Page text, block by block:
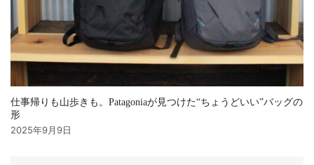
仕事帰りも山歩きも。Patagoniaが見つけた“ちょうどいい”バッグの
形
2025年9月9日